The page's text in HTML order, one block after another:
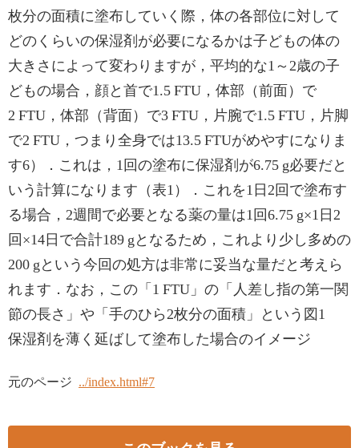
枚分の面積に塗布していく際，体の各部位に対して
どのくらいの保湿剤が必要になるかは子どもの体の
大きさによって変わりますが，平均的な1～2歳の子
どもの場合，顔と首で1.5 FTU，体部（前面）で
2 FTU，体部（背面）で3 FTU，片腕で1.5 FTU，片脚
で2 FTU，つまり全身では13.5 FTUがめやすになりま
す6）．これは，1回の塗布に保湿剤が6.75 g必要だと
いう計算になります（表1）．これを1日2回で塗布す
る場合，2週間で必要となる薬の量は1回6.75 g×1日2
回×14日で合計189 gとなるため，これより少し多めの
200 gという今回の処方は非常に妥当な量だと考えら
れます．なお，この「1 FTU」の「人差し指の第一関
節の長さ」や「手のひら2枚分の面積」という図1
保湿剤を薄く延ばして塗布した場合のイメージ
元のページ ../index.html#7